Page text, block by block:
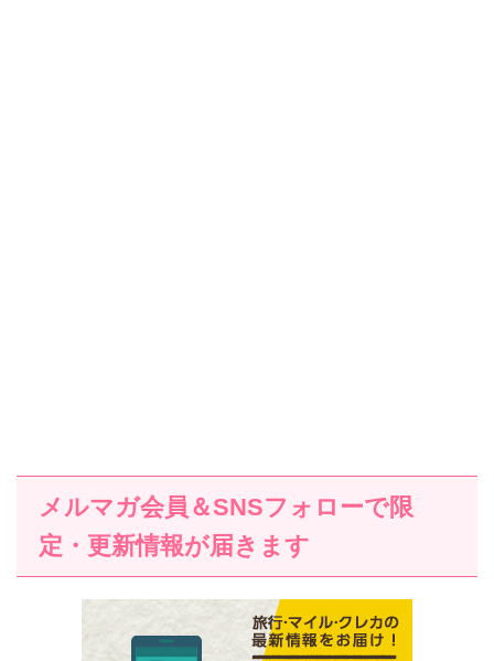
メルマガ会員＆SNSフォローで限
定・更新情報が届きます